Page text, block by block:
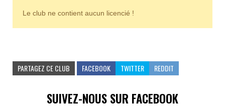
Le club ne contient aucun licencié !
PARTAGEZ CE CLUB FACEBOOK TWITTER REDDIT
SUIVEZ-NOUS SUR FACEBOOK